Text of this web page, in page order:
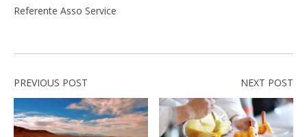
Referente Asso Service
PREVIOUS POST NEXT POST